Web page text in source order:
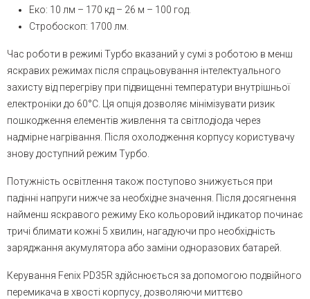
Еко: 10 лм – 170 кд – 26 м – 100 год.
Стробоскоп: 1700 лм.
Час роботи в режимі Турбо вказаний у сумі з роботою в менш
яскравих режимах після спрацьовування інтелектуального
захисту від перегріву при підвищенні температури внутрішньої
електроніки до 60°C. Ця опція дозволяє мінімізувати ризик
пошкодження елементів живлення та світлодіода через
надмірне нагрівання. Після охолодження корпусу користувачу
знову доступний режим Турбо.
Потужність освітлення також поступово знижується при
падінні напруги нижче за необхідне значення. Після досягнення
найменш яскравого режиму Еко кольоровий індикатор починає
тричі блимати кожні 5 хвилин, нагадуючи про необхідність
заряджання акумулятора або заміни одноразових батарей.
Керування Fenix PD35R здійснюється за допомогою подвійного
перемикача в хвості корпусу, дозволяючи миттєво